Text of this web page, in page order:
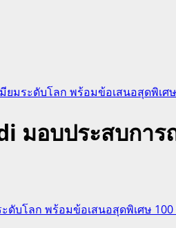
ยมระดับโลก พร้อมข้อเสนอสุดพิเศ
อบประสบการ
ดับโลก พร้อมข้อเสนอสุดพิเศษ